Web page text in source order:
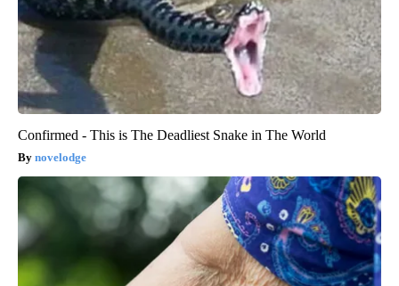
Confirmed - This is The Deadliest Snake in The World
novelodge